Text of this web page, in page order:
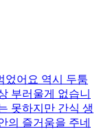
었어요 역시 두툼
부러울게 없습니
못하지만 간식 생
의 즐거움을 주네